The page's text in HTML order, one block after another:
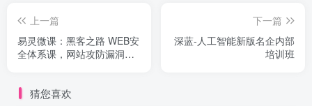
上一篇
易灵微课：黑客之路 WEB安
全体系课，网站攻防漏洞实
下一篇
深蓝-人工智能新版名企内部
培训班
猜您喜欢